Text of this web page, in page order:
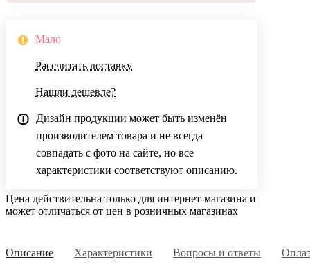
Мало
Рассчитать доставку
Нашли дешевле?
Дизайн продукции может быть изменён
производителем товара и не всегда
совпадать с фото на сайте, но все
характеристики соответствуют описанию.
Цена действительна только для интернет-магазина и
может отличаться от цен в розничных магазинах
Описание Характеристики Вопросы и ответы